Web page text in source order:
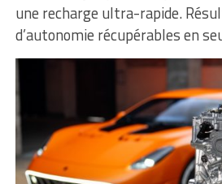
une recharge ultra-rapide.
d’autonomie récupérables en